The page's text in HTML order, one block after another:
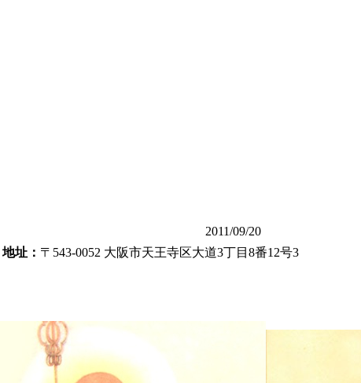
2011/09/20
地址： 〒543-0052 大阪市天王寺区大道3丁目8番12号3